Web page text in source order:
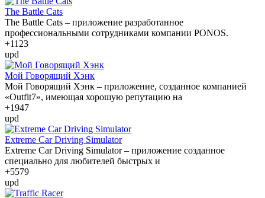
The Battle Cats
The Battle Cats – приложение разработанное
профессиональными сотрудниками компании PONOS.
+11 23
upd
Мой Говорящий Хэнк
Мой Говорящий Хэнк – приложение, созданное компанией
«Outfit7», имеющая хорошую репутацию на
+1947
upd
Extreme Car Driving Simulator
Extreme Car Driving Simulator – приложение созданное
специально для любителей быстрых и
+5579
upd